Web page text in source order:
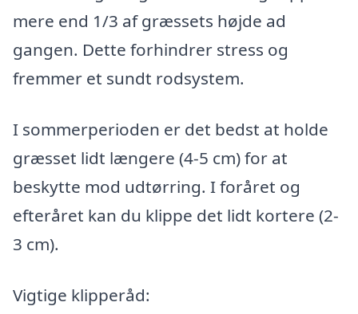
mere end 1/3 af græssets højde ad
gangen. Dette forhindrer stress og
fremmer et sundt rodsystem.
I sommerperioden er det bedst at holde
græsset lidt længere (4-5 cm) for at
beskytte mod udtørring. I foråret og
efteråret kan du klippe det lidt kortere (2-
3 cm).
Vigtige klipperåd: